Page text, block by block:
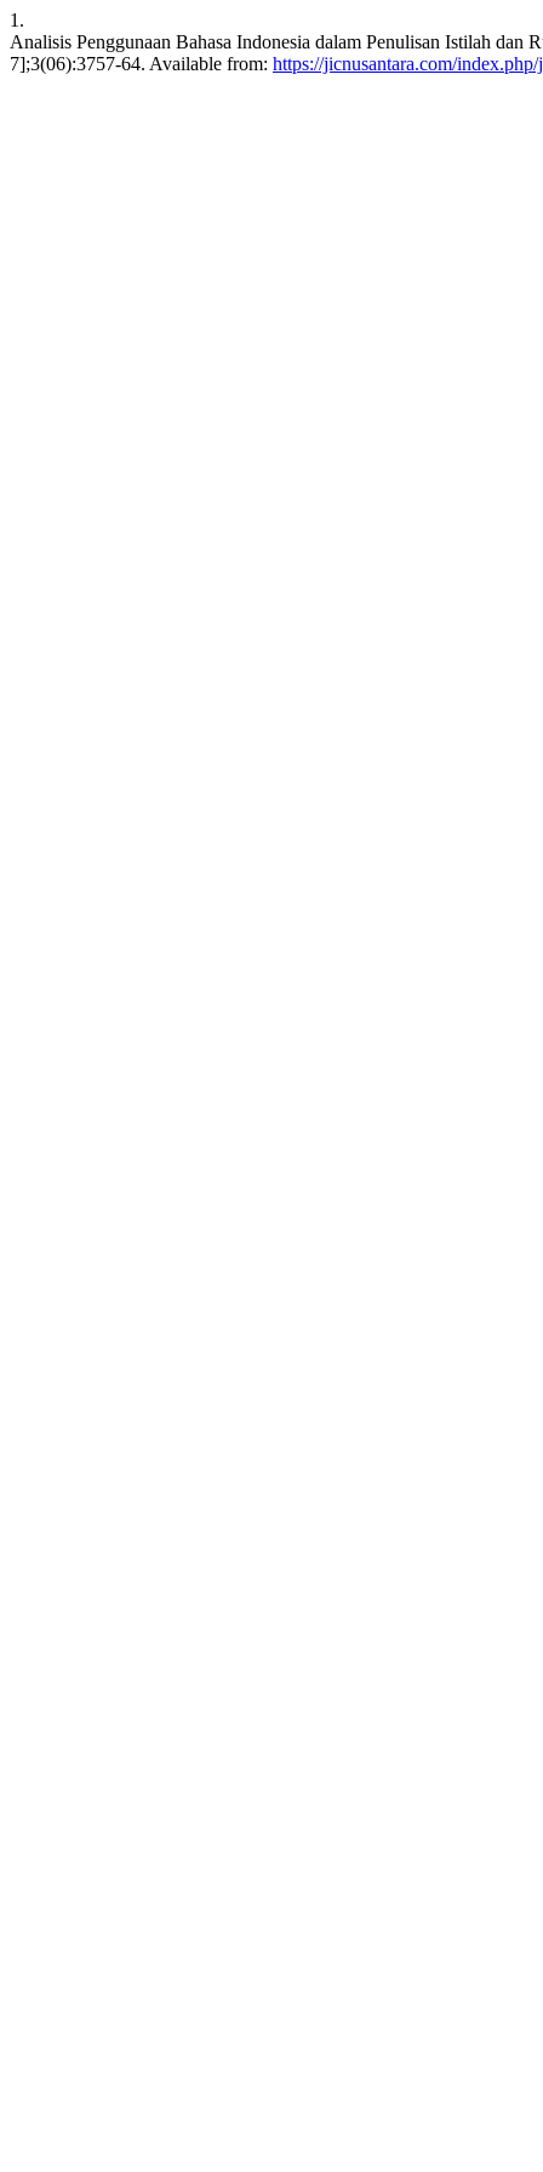
1.
Analisis Penggunaan Bahasa Indonesia dalam Penulisan Istilah
7];3(06):3757-64. Available from: https://jicnusantara.com/